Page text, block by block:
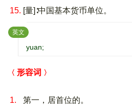
15. [量]∶中国基本货币单位。
英文 ：
yuan;
形容词
1. 第一，居首位的。